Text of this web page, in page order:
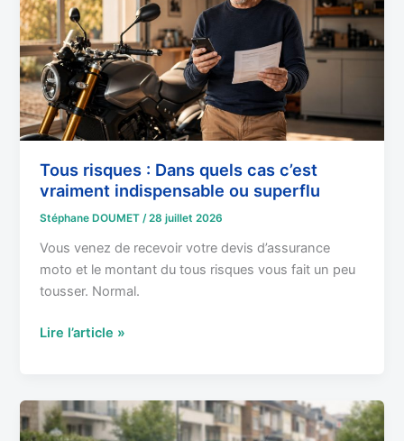
Tous risques : Dans quels cas c’est
vraiment indispensable ou superflu
Stéphane DOUMET/28 juillet 2026
Vous venez de recevoir votre devis d’assurance
moto et le montant du tous risques vous fait un peu
tousser. Normal.
Dans
quels
cas
c’est
vraiment
indispensable
ou
Lire l’article »
Assurance
au